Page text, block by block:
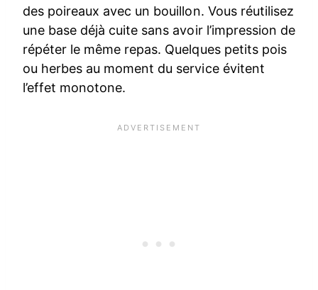
des poireaux avec un bouillon. Vous réutilisez
une base déjà cuite sans avoir l’impression de
répéter le même repas. Quelques petits pois
ou herbes au moment du service évitent
l’effet monotone.